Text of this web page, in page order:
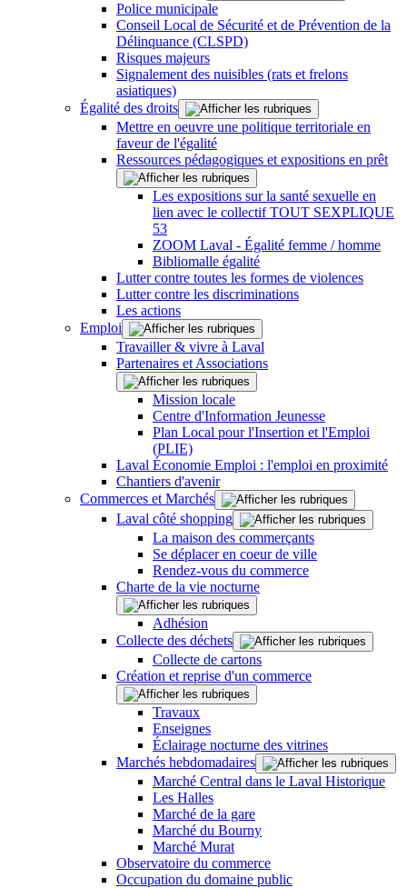
Police municipale
Conseil Local de Sécurité et de Prévention de la
Délinquance (CLSPD)
Risques majeurs
Signalement des nuisibles (rats et frelons
asiatiques)
Égalité des droits
Mettre en oeuvre une politique territoriale en
faveur de l'égalité
Ressources pédagogiques et expositions en prêt
Les expositions sur la santé sexuelle en
lien avec le collectif TOUT SEXPLIQUE
53
ZOOM Laval - Égalité femme / homme
Bibliomalle égalité
Lutter contre toutes les formes de violences
Lutter contre les discriminations
Les actions
Emploi
Travailler & vivre à Laval
Partenaires et Associations
Mission locale
Centre d'Information Jeunesse
Plan Local pour l'Insertion et l'Emploi
(PLIE)
Laval Économie Emploi : l'emploi en proximité
Chantiers d'avenir
Commerces et Marchés
Laval côté shopping
La maison des commerçants
Se déplacer en coeur de ville
Rendez-vous du commerce
Charte de la vie nocturne
Adhésion
Collecte des déchets
Collecte de cartons
Création et reprise d'un commerce
Travaux
Enseignes
Éclairage nocturne des vitrines
Marchés hebdomadaires
Marché Central dans le Laval Historique
Les Halles
Marché de la gare
Marché du Bourny
Marché Murat
Observatoire du commerce
Occupation du domaine public